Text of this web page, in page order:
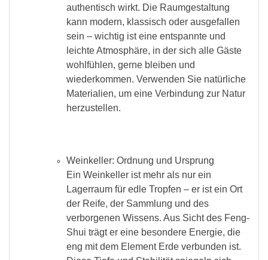
authentisch wirkt. Die Raumgestaltung
kann modern, klassisch oder ausgefallen
sein – wichtig ist eine entspannte und
leichte Atmosphäre, in der sich alle Gäste
wohlfühlen, gerne bleiben und
wiederkommen. Verwenden Sie natürliche
Materialien, um eine Verbindung zur Natur
herzustellen.
Weinkeller: Ordnung und Ursprung
Ein Weinkeller ist mehr als nur ein
Lagerraum für edle Tropfen – er ist ein Ort
der Reife, der Sammlung und des
verborgenen Wissens. Aus Sicht des Feng-
Shui trägt er eine besondere Energie, die
eng mit dem Element Erde verbunden ist.